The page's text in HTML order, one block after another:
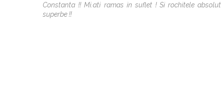
Constanta !! Mi.ati ramas in suflet ! Si rochitele absolut
superbe !!